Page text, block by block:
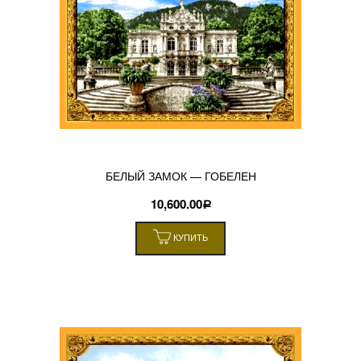
БЕЛЫЙ ЗАМОК — ГОБЕЛЕН
10,600.00Р
КУПИТЬ